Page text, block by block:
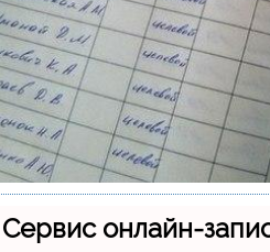
Сервис онлайн-